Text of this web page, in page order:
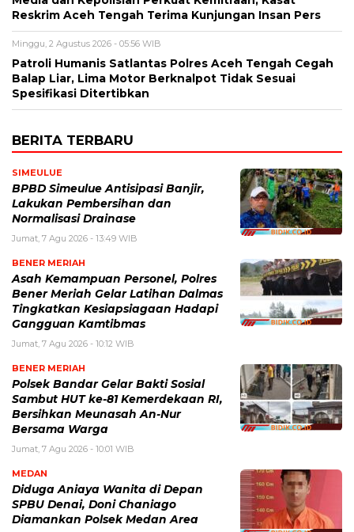
Reskrim Aceh Tengah Terima Kunjungan Insan Pers
Minggu, 2 Agustus 2026 - 05:56 WIB
Patroli Humanis Satlantas Polres Aceh Tengah Cegah
Balap Liar, Lima Motor Berknalpot Tidak Sesuai
Spesifikasi Ditertibkan
BERITA TERBARU
SIMEULUE
BPBD Simeulue Antisipasi Banjir,
Lakukan Pembersihan dan
Normalisasi Drainase
Jumat, 7 Agu 2026 - 13:49 WIB
BENER MERIAH
Asah Kemampuan Personel, Polres
Bener Meriah Gelar Latihan Dalmas
Tingkatkan Kesiapsiagaan Hadapi
Gangguan Kamtibmas
Jumat, 7 Agu 2026 - 10:12 WIB
BENER MERIAH
Polsek Bandar Gelar Bakti Sosial
Sambut HUT ke-81 Kemerdekaan RI,
Bersihkan Meunasah An-Nur
Bersama Warga
Jumat, 7 Agu 2026 - 10:01 WIB
MEDAN
Diduga Aniaya Wanita di Depan
SPBU Denai, Doni Chaniago
Diamankan Polsek Medan Area